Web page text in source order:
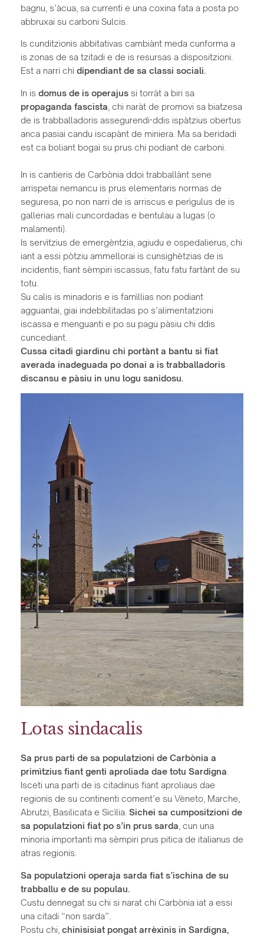
bagnu, s’àcua, sa currenti e una coxina fata a posta po
abbruxai su carboni Sulcis.
Is cunditzionis abbitativas cambiànt meda cunforma a
is zonas de sa tzitadi e de is resursas a dispositzioni.
Est a narri chi dipendiant de sa classi sociali.
In is domus de is operajussi torràt a biri sa
propaganda fascista , chi naràt de promovi sa biatzesa
de is trabballadoris assegurendi·ddis ispàtzius obertus
anca pasiai candu iscapànt de miniera. Ma sa beridadi
est ca boliant bogai su prus chi podiant de carboni.
In is cantieris de Carbònia ddoi trabballànt sene
arrispetai nemancu is prus elementaris normas de
seguresa, po non narri de is arriscus e perìgulus de is
gallerias mali cuncordadas e bentulau a lugas (o
malamenti).
Is servìtzius de emergèntzia, agiudu e ospedalierus, chi
iant a essi pòtziu ammellorai is cunsighètzias de is
incidentis, fiant sèmpiri iscassus, fatu fatu fartànt de su
totu.
Su calis is minadoris e is famìllias non podiant
agguantai, giai indebbilitadas po s’alimentatzioni
iscassa e menguanti e po su pagu pàsiu chi ddis
cuncediant.
Cussa citadi giardinu chi portànt a bantu si fiat
averada inadeguada po donai a is trabballadoris
discansu e pàsiu in unu logu sanidosu.
Lotas sindacalis
Sa prus parti de sa populatzioni de Carbònia a
primìtzius fiant genti aproliada dae totu Sardigna
Isceti una parti de is citadinus fiant aproliaus dae
regionis de su continenti coment’e su Vèneto, Marche,
Abrutzi, Basilicata e Sicìlia. Sichei sa cumpositzioni de
sa populatzioni fiat po s’in prus sarda , cun una
minoria importanti ma sèmpiri prus pitica de italianus de
atras regionis.
Sa populatzioni operaja sarda fiat s’ischina de su
trabballu e de su populau.
Custu dennegat su chi si narat chi Carbònia iat a essi
una citadi “non sarda”.
Postu chi, chinisisiat pongat arrèxinis in Sardigna,